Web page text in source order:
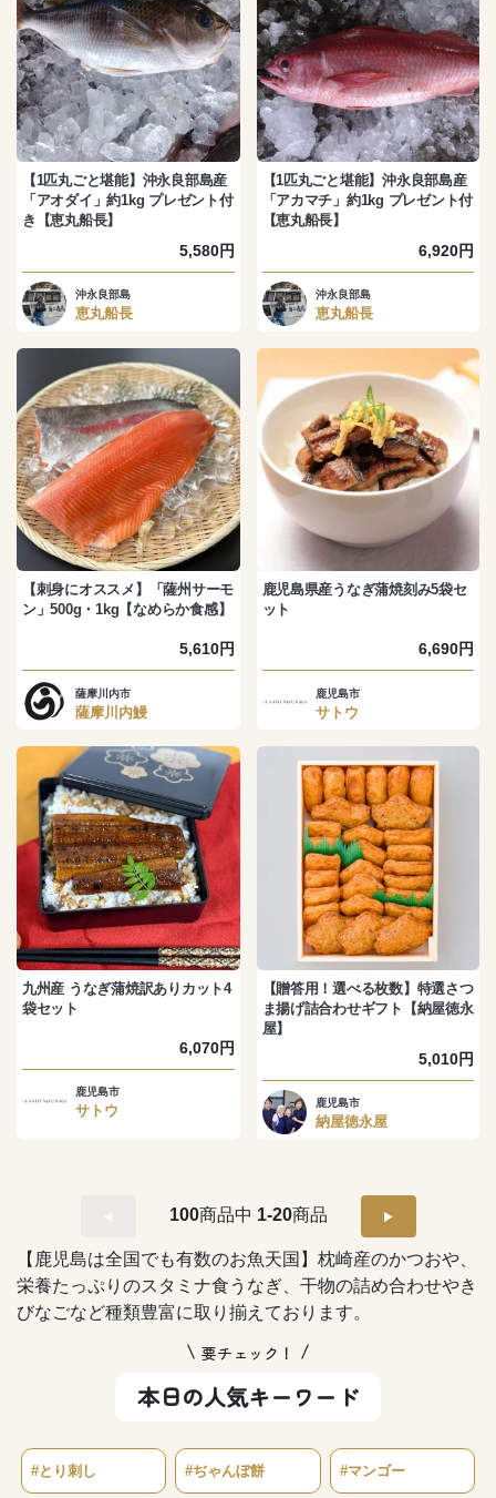
【1匹丸ごと堪能】沖永良部島産
「アオダイ」約1kg プレゼント付
き【恵丸船長】
5,580円
沖永良部島
恵丸船長
【1匹丸ごと堪能】沖永良部島産
「アカマチ」約1kg プレゼント付
【恵丸船長】
6,920円
沖永良部島
恵丸船長
【刺身にオススメ】「薩州サーモ
ン」500g・1kg【なめらか食感】
5,610円
薩摩川内市
薩摩川内鰻
鹿児島県産うなぎ蒲焼刻み5袋セ
ット
6,690円
鹿児島市
サトウ
九州産 うなぎ蒲焼訳ありカット4
袋セット
6,070円
鹿児島市
サトウ
【贈答用！選べる枚数】特選さつ
ま揚げ詰合わせギフト【納屋徳永
屋】
5,010円
鹿児島市
納屋徳永屋
100商品中 1-20商品
【鹿児島は全国でも有数のお魚天国】枕崎産のかつおや、
栄養たっぷりのスタミナ食うなぎ、干物の詰め合わせやき
びなごなど種類豊富に取り揃えております。
要チェック！
本日の人気キーワード
#とり刺し #ぢゃんぼ餅 #マンゴー